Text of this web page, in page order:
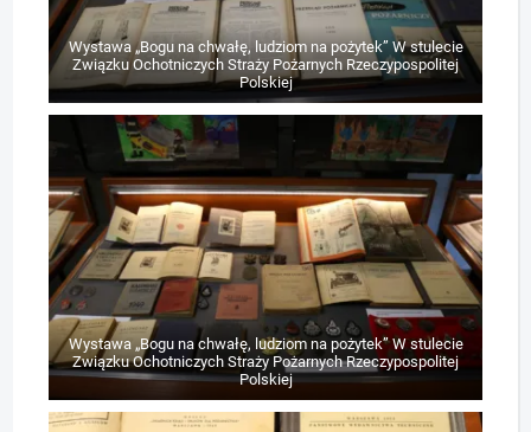
Wystawa „Bogu na chwałę, ludziom na pożytek” W stulecie
Związku Ochotniczych Straży Pożarnych Rzeczypospolitej
Polskiej
Wystawa „Bogu na chwałę, ludziom na pożytek” W stulecie
Związku Ochotniczych Straży Pożarnych Rzeczypospolitej
Polskiej